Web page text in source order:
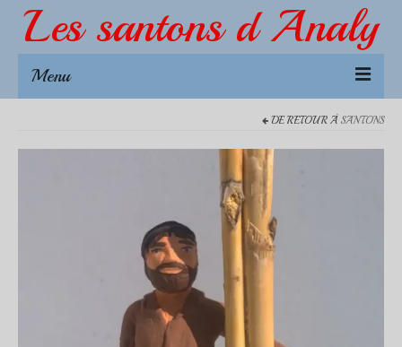
Les santons d Analy
Menu
Accessoires 4-5 cm
Accessoires 7 cm
Santons 7 cm
DE RETOUR À SANTONS